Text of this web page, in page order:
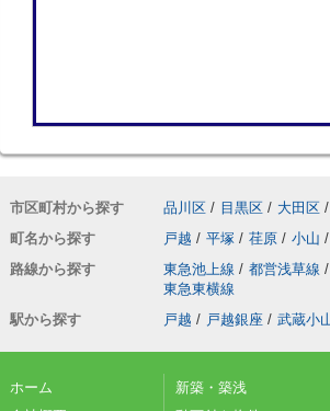
市区町村から探す 品川区 / 目黒区 / 大田区 /
町名から探す
戸越 / 平塚 / 荏原 / 小山 /
路線から探す
東急池上線 / 都営浅草線 /
東急東横線
駅から探す
戸越 / 戸越銀座 / 武蔵小
ホーム
新築・築浅